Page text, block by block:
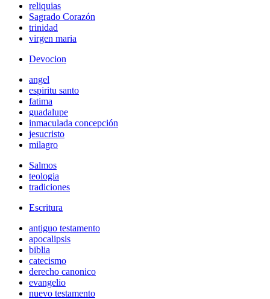
reliquias
Sagrado Corazón
trinidad
virgen maria
Devocion
angel
espiritu santo
fatima
guadalupe
inmaculada concepción
jesucristo
milagro
Salmos
teologia
tradiciones
Escritura
antiguo testamento
apocalipsis
biblia
catecismo
derecho canonico
evangelio
nuevo testamento